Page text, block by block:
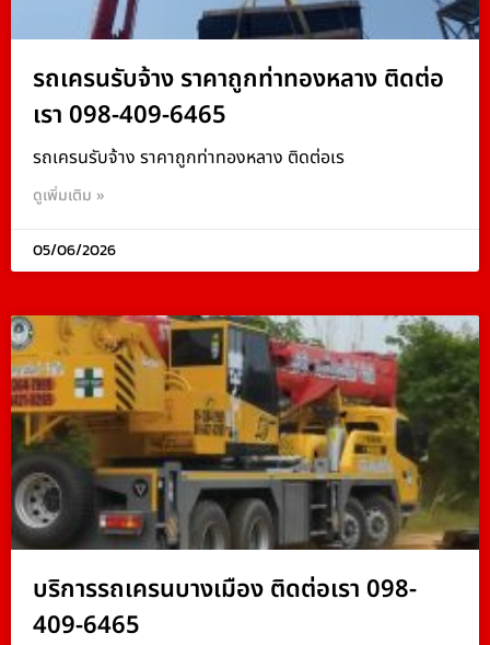
รถเครนรับจ้าง ราคาถูกท่าทองหลาง ติดต่อ
เรา 098-409-6465
รถเครนรับจ้าง ราคาถูกท่าทองหลาง ติดต่อเร
ดูเพิ่มเติม »
05/06/2026
บริการรถเครนบางเมือง ติดต่อเรา 098-
409-6465